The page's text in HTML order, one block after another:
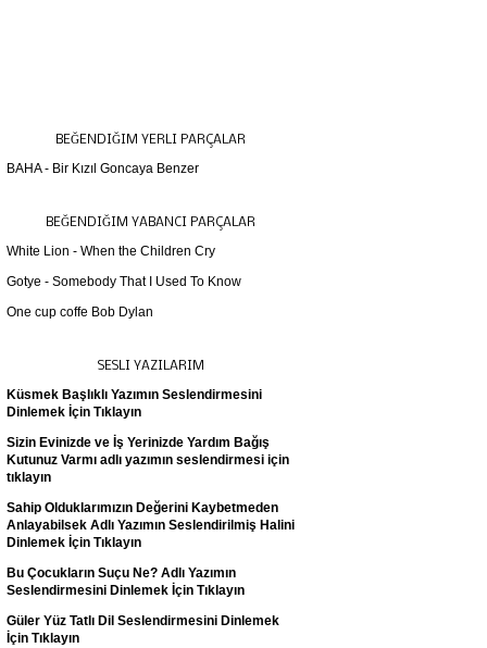
BEĞENDIĞIM YERLI PARÇALAR
BAHA - Bir Kızıl Goncaya Benzer
BEĞENDIĞIM YABANCI PARÇALAR
White Lion - When the Children Cry
Gotye - Somebody That I Used To Know
One cup coffe Bob Dylan
SESLI YAZILARIM
Küsmek Başlıklı Yazımın Seslendirmesini
Dinlemek İçin Tıklayın
Sizin Evinizde ve İş Yerinizde Yardım Bağış
Kutunuz Varmı adlı yazımın seslendirmesi için
tıklayın
Sahip Olduklarımızın Değerini Kaybetmeden
Anlayabilsek Adlı Yazımın Seslendirilmiş Halini
Dinlemek İçin Tıklayın
Bu Çocukların Suçu Ne? Adlı Yazımın
Seslendirmesini Dinlemek İçin Tıklayın
Güler Yüz Tatlı Dil Seslendirmesini Dinlemek
İçin Tıklayın